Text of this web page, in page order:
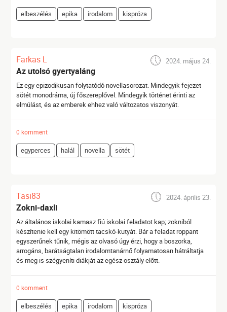
elbeszélés epika irodalom kispróza
Farkas L 2024. május 24.
Az utolsó gyertyaláng
Ez egy epizodikusan folytatódó novellasorozat. Mindegyik fejezet
sötét monodráma, új főszereplővel. Mindegyik történet érinti az
elmúlást, és az emberek ehhez való változatos viszonyát.
0 komment
egyperces halál novella sötét
Tasi83 2024. április 23.
Zokni-daxli
Az általános iskolai kamasz fiú iskolai feladatot kap; zokniból
készítenie kell egy kitömött tacskó-kutyát. Bár a feladat roppant
egyszerűnek tűnik, mégis az olvasó úgy érzi, hogy a boszorka,
arrogáns, barátságtalan irodalomtanárnő folyamatosan hátráltatja
és meg is szégyeníti diákját az egész osztály előtt.
0 komment
elbeszélés epika irodalom kispróza